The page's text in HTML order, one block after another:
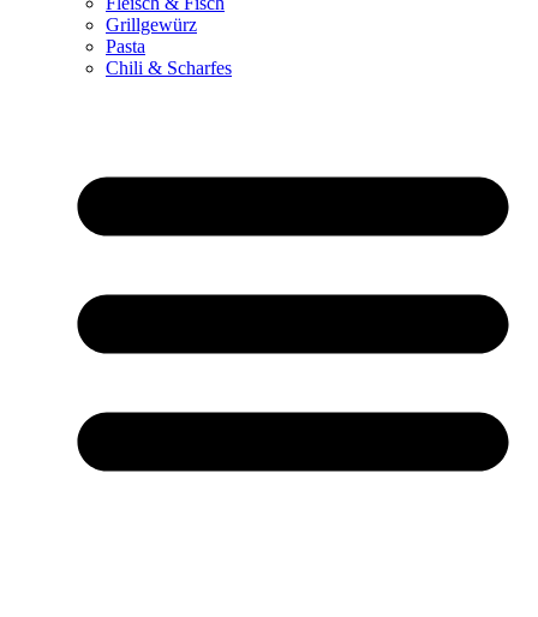
Grillgewürz
Pasta
Chili & Scharfes